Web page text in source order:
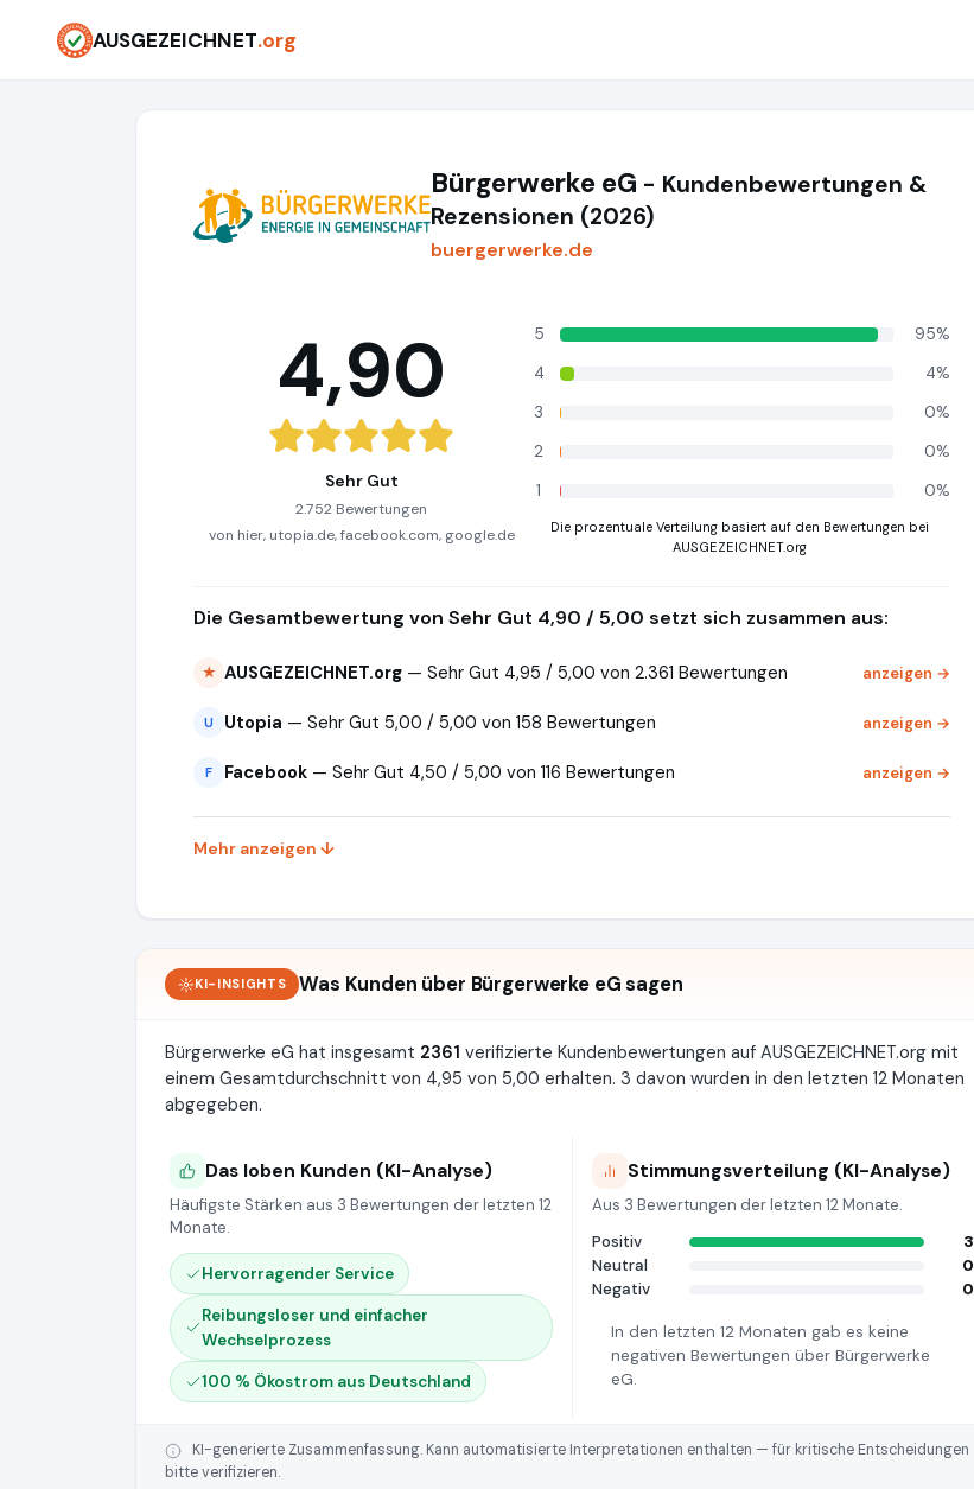
AUSGEZEICHNET.org
Bürgerwerke eG - Kundenbewertungen &
Rezensionen (2026)
buergerwerke.de
4,90
Sehr Gut
2.752 Bewertungen
von hier, utopia.de, facebook.com, google.de
5
95%
4
4%
3
0%
2
0%
1
0%
Die prozentuale Verteilung basiert auf den Bewertungen bei
AUSGEZEICHNET.org
Die Gesamtbewertung von Sehr Gut 4,90 / 5,00 setzt sich zusammen aus:
★ AUSGEZEICHNET.org — Sehr Gut 4,95 / 5,00 von 2.361 Bewertungen anzeigen →
U Utopia — Sehr Gut 5,00 / 5,00 von 158 Bewertungen anzeigen →
F Facebook — Sehr Gut 4,50 / 5,00 von 116 Bewertungen anzeigen →
Mehr anzeigen ↓
KI-INSIGHTS Was Kunden über Bürgerwerke eG sagen
Bürgerwerke eG hat insgesamt 2361 verifizierte Kundenbewertungen auf AUSGEZEICHNET.org mit
einem Gesamtdurchschnitt von 4,95 von 5,00 erhalten. 3 davon wurden in den letzten 12 Monaten
abgegeben.
Das loben Kunden (KI-Analyse)
Häufigste Stärken aus 3 Bewertungen der letzten 12
Monate.
Hervorragender Service
Reibungsloser und einfacher
Wechselprozess
100 % Ökostrom aus Deutschland
Stimmungsverteilung (KI-Analyse)
Aus 3 Bewertungen der letzten 12 Monate.
Positiv
3
Neutral
0
Negativ
0
In den letzten 12 Monaten gab es keine
negativen Bewertungen über Bürgerwerke
eG.
KI-generierte Zusammenfassung. Kann automatisierte Interpretationen enthalten — für kritische Entscheidungen
bitte verifizieren.